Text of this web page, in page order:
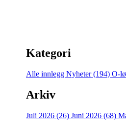
Kategori
Alle innlegg Nyheter (194) O-
Arkiv
Juli 2026 (26) Juni 2026 (68)